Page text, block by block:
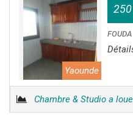
Yaounde
250
FOUDA
Chambre & Studio a